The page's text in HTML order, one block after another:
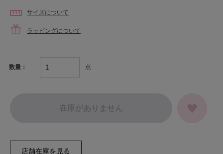
サイズについて
ラッピングについて
数量： 点
在庫がありません